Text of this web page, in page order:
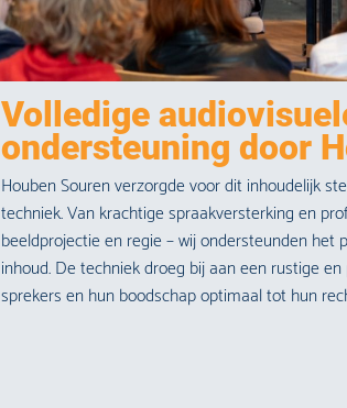
Volledige
ondersteuning door
Houben Souren verzorgde voor dit inhoudelijk
techniek. Van krachtige spraakversterking en
beeldprojectie en regie – wij ondersteunden het
inhoud. De techniek droeg bij aan een rustige
sprekers en hun boodschap optimaal tot hun